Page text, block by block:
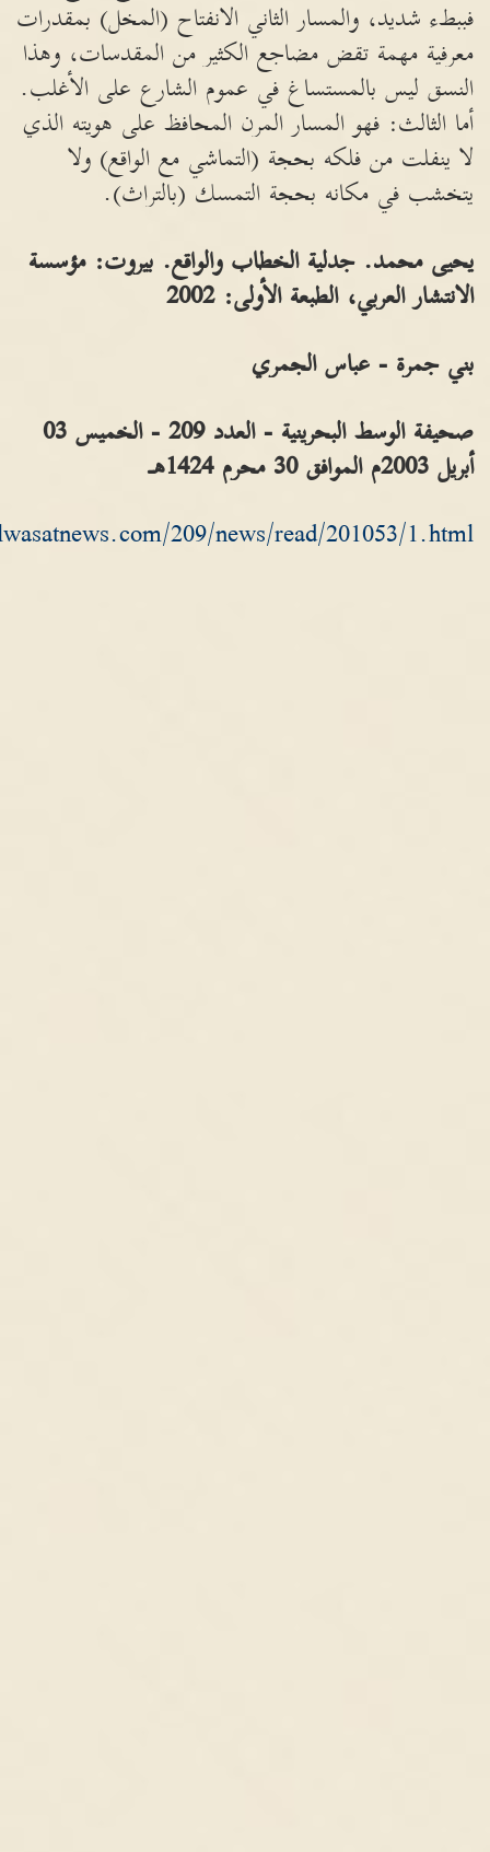
فببطء شديد، والمسار الثاني الانفتاح (المخل) بمقدرات
معرفية مهمة تقض مضاجع الكثير من المقدسات، وهذا
النسق ليس بالمستساغ في عموم الشارع على الأغلب.
أما الثالث: فهو المسار المرن المحافظ على هويته الذي
لا ينفلت من فلكه بحجة (التماشي مع الواقع) ولا
يتخشب في مكانه بحجة التمسك (بالتراث).
يحيى محمد. جدلية الخطاب والواقع. بيروت: مؤسسة
الانتشار العربي، الطبعة الأولى: 2002
بني جمرة - عباس الجمري
صحيفة الوسط البحرينية - العدد 209 - الخميس 03
أبريل 2003م الموافق 30 محرم 1424هـ
209/news/read/201053/1.html